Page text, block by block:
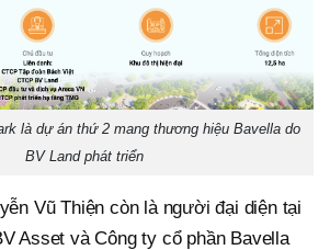
là dự án thứ 2 mang thương hiệu Bavella do
BV Land phát triển
Vũ Thiện còn là người đại diện tại
Asset và Công ty cổ phần Bavella